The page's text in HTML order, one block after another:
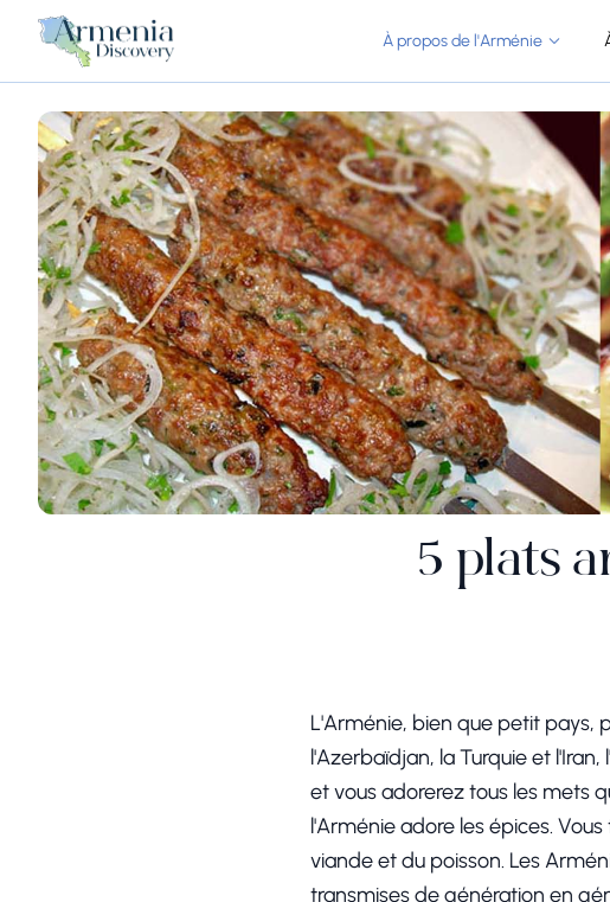
À propos de l'Arménie
5 plats
L'Arménie, bien que petit pays,
l'Azerbaïdjan, la Turquie et
et vous adorerez tous les mets
l'Arménie adore les épices.
viande et du poisson. Les
transmises de génération en